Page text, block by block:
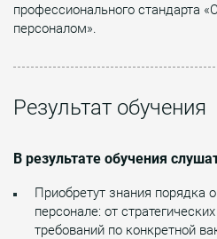
профессионального стандарта
персоналом».
Результат обучения
В результате обучения
Приобретут знания порядка
персонале: от
требований по конкретной